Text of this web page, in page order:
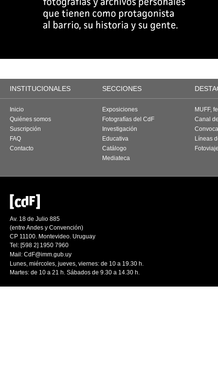
INSTITUCIONALES SECCIONES
Inicio
Quiénes somos
Suscripción
FAQ
Contacto
Exposiciones
Fotografías del CdF
Investigación
Educativa
Catálogo
Mediateca
MUFF,
Canal
Líneas
Av. 18 de Julio 885
(entre Andes y Convención)
CP 11100. Montevideo. Uruguay
Tel: [598 2] 1950 7960
Mail: CdF@imm.gub.uy
Lunes, miércoles, jueves, viernes: de 10 a 19.30 h.
Martes: de 10 a 21 h. Sábados de 9.30 a 14.30 h.